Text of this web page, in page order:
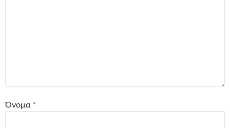
Όνομα *